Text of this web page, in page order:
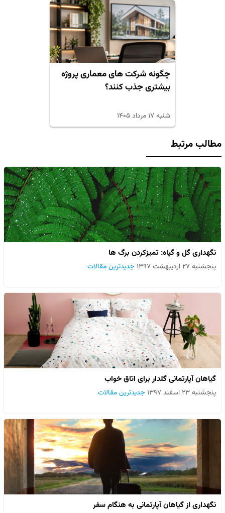
چگونه شرکت های معماری پروژه
بیشتری جذب کنند؟
شنبه ۱۷ مرداد ۱۴۰۵
مطالب مرتبط
نگهداری گل و گیاه: تمیزکردن برگ ها
پنجشنبه ۲۷ اردیبهشت ۱۳۹۷ جدیدترین مقالات
گیاهان آپارتمانی گلدار برای اتاق خواب
پنجشنبه ۲۳ اسفند ۱۳۹۷ جدیدترین مقالات
نگهداری از گیاهان آپارتمانی به هنگام سفر